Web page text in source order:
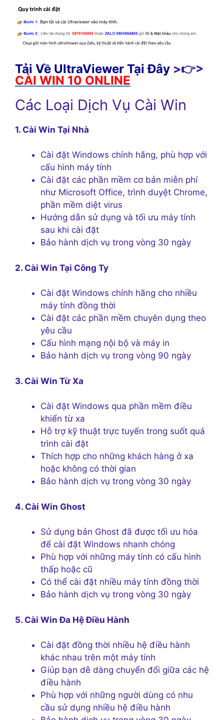
Tải Về UltraViewer Tại Đây >👉>
CÀI WIN 10 ONLINE
Các Loại Dịch Vụ Cài Win
1. Cài Win Tại Nhà
Cài đặt Windows chính hãng, phù hợp với
cấu hình máy tính
Cài đặt các phần mềm cơ bản miễn phí
như Microsoft Office, trình duyệt Chrome,
phần mềm diệt virus
Hướng dẫn sử dụng và tối ưu máy tính
sau khi cài đặt
Bảo hành dịch vụ trong vòng 30 ngày
2. Cài Win Tại Công Ty
Cài đặt Windows chính hãng cho nhiều
máy tính đồng thời
Cài đặt các phần mềm chuyên dụng theo
yêu cầu
Cấu hình mạng nội bộ và máy in
Bảo hành dịch vụ trong vòng 90 ngày
3. Cài Win Từ Xa
Cài đặt Windows qua phần mềm điều
khiển từ xa
Hỗ trợ kỹ thuật trực tuyến trong suốt quá
trình cài đặt
Thích hợp cho những khách hàng ở xa
hoặc không có thời gian
Bảo hành dịch vụ trong vòng 30 ngày
4. Cài Win Ghost
Sử dụng bản Ghost đã được tối ưu hóa
để cài đặt Windows nhanh chóng
Phù hợp với những máy tính có cấu hình
thấp hoặc cũ
Có thể cài đặt nhiều máy tính đồng thời
Bảo hành dịch vụ trong vòng 30 ngày
5. Cài Win Đa Hệ Điều Hành
Cài đặt đồng thời nhiều hệ điều hành
khác nhau trên một máy tính
Giúp bạn dễ dàng chuyển đổi giữa các hệ
điều hành
Phù hợp với những người dùng có nhu
cầu sử dụng nhiều hệ điều hành